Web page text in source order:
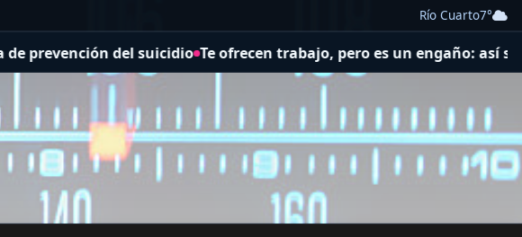
Río Cuarto7°
Te ofrecen trabajo, pero es un engaño: así son las nuevas estafas